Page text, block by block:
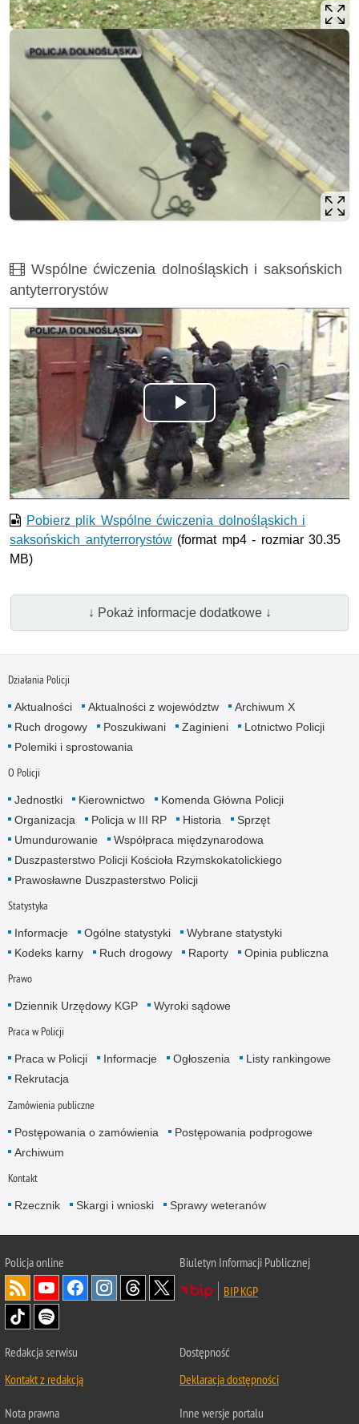
Film
Wspólne ćwiczenia dolnośląskich i saksońskich
antyterrorystów
Opis filmu: ćwiczenia, antyterroryści, wrocław, saksonia
Odtwórz
wideo
Pobierz plik Wspólne ćwiczenia dolnośląskich i
saksońskich antyterrorystów(format mp4 - rozmiar 30.35
MB)
↓ Pokaż informacje dodatkowe ↓
Działania Policji
Aktualności Aktualności z województw
Archiwum X
Ruch drogowy
Poszukiwani Zaginieni
Lotnictwo Policji
Polemiki i sprostowania
O Policji
Jednostki Kierownictwo
Komenda Główna Policji
Organizacja
Policja w III RP Historia
Sprzęt
Umundurowanie
Współpraca międzynarodowa
Duszpasterstwo Policji Kościoła Rzymskokatolickiego
Prawosławne Duszpasterstwo Policji
Statystyka
Informacje Ogólne statystyki
Wybrane statystyki
Kodeks karny
Ruch drogowy Raporty Opinia publiczna
Prawo
Dziennik Urzędowy KGP Wyroki sądowe
Praca w Policji
Praca w Policji Informacje Ogłoszenia
Listy rankingowe
Rekrutacja
Zamówienia publiczne
Postępowania o zamówienia
Postępowania podprogowe
Archiwum
Kontakt
Rzecznik Skargi i wnioski Sprawy weteranów
Policjaonline
Biuletyn Informacji Publicznej
BIP KGP
Redakcja serwisu
Kontakt z redakcją
Dostępność
Deklaracja dostępności
Nota prawna Inne wersje portalu